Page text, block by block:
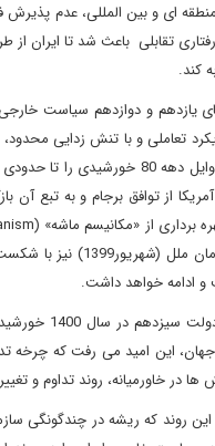
ای و بین المللی، عدم پذیرش
تقابلی باعث شد تا ایران
کند.
یازدهم و دوازدهم سیاست
تعاملی و با تنش زدایی
المللی دهه 70 و اوایل
از توافق برجام و به تبع
شورای امنیت
ادامه خواهد داشت.
با روی
این امید می رفت که چرخه
روند که ریشه در چندگونگی